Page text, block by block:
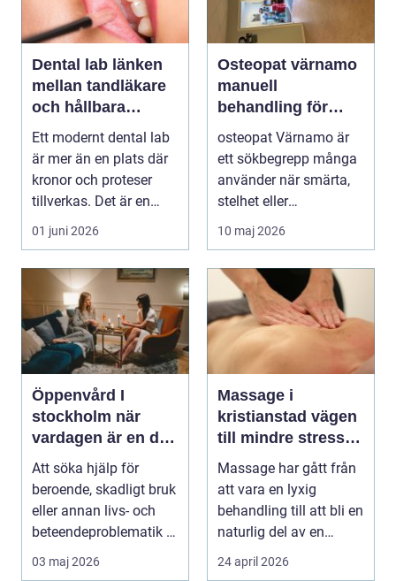
Dental lab länken
mellan tandläkare
och hållbara
leenden
Ett modernt dental lab
är mer än en plats där
kronor och proteser
tillverkas. Det är en
teknisk och ...
01 juni 2026
Osteopat värnamo
manuell
behandling för
minskad smärta
och Ökad rörlighet
osteopat Värnamo är
ett sökbegrepp många
använder när smärta,
stelhet eller
återkommande värk
börjar...
10 maj 2026
Öppenvård I
stockholm när
vardagen är en del
av behandlingen
Att söka hjälp för
beroende, skadligt bruk
eller annan livs- och
beteendeproblematik är
ett stort st...
03 maj 2026
Massage i
kristianstad vägen
till mindre stress
och mer energi i
vardagen
Massage har gått från
att vara en lyxig
behandling till att bli en
naturlig del av en
hållbar livsst...
24 april 2026